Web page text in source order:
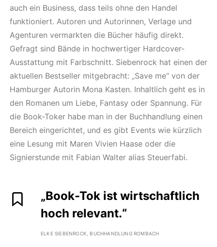
auch ein Business, dass teils ohne den Handel
funktioniert. Autoren und Autorinnen, Verlage und
Agenturen vermarkten die Bücher häufig direkt.
Gefragt sind Bände in hochwertiger Hardcover-
Ausstattung mit Farbschnitt. Siebenrock hat einen der
aktuellen Bestseller mitgebracht: „Save me“ von der
Hamburger Autorin Mona Kasten. Inhaltlich geht es in
den Romanen um Liebe, Fantasy oder Spannung. Für
die Book-Toker habe man in der Buchhandlung einen
Bereich eingerichtet, und es gibt Events wie kürzlich
eine Lesung mit Maren Vivien Haase oder die
Signierstunde mit Fabian Walter alias Steuerfabi.
„Book-Tok ist wirtschaftlich
hoch relevant.“
ELKE SIEBENROCK, BUCHHANDLUNG ROMBACH